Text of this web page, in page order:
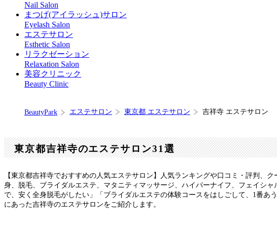
Nail Salon
まつげ(アイラッシュ)サロン
Eyelash Salon
エステサロン
Esthetic Salon
リラクゼーション
Relaxation Salon
美容クリニック
Beauty Clinic
BeautyPark エステサロン 東京都 エステサロン 吉祥寺 エステサロン
東京都吉祥寺のエステサロン31選
【東京都吉祥寺でおすすめの人気エステサロン】人気ランキングや口コミ・評判、
身、脱毛、ブライダルエステ、マタニティマッサージ、ハイパーナイフ、フェイシ
で、安く全身脱毛がしたい」「ブライダルエステの体験コースをはしごして、1番
にあった吉祥寺のエステサロンをご紹介します。